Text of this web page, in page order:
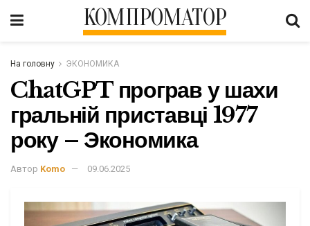
КОМПРОМАТОР
На головну ЭКОНОМИКА
ChatGPT програв у шахи
гральній приставці 1977
року – Экономика
Автор Komo 09.06.2025